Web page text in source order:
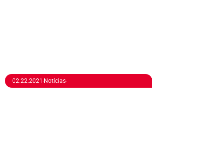
02.22.2021 Notícias